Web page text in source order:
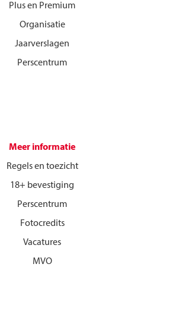
Plus en Premium
Organisatie
Jaarverslagen
Perscentrum
Meer informatie
Regels en toezicht
18+ bevestiging
Perscentrum
Fotocredits
Vacatures
MVO